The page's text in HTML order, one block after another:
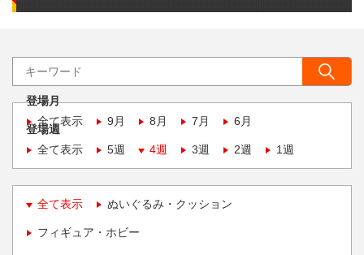
登場月
全て表示
9月 8月 7月 6月
登場週
全て表示
5週 4週 3週 2週 1週
全て表示 ぬいぐるみ・クッション
フィギュア・ホビー